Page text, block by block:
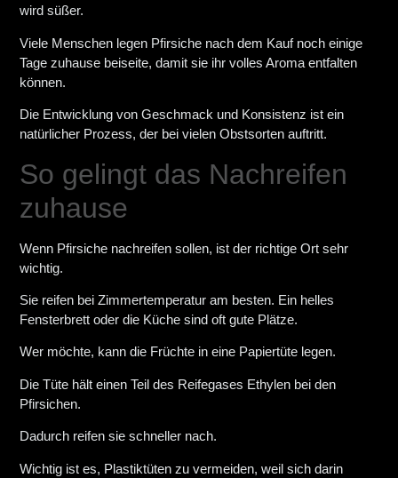
wird süßer.
Viele Menschen legen Pfirsiche nach dem Kauf noch einige
Tage zuhause beiseite, damit sie ihr volles Aroma entfalten
können.
Die Entwicklung von Geschmack und Konsistenz ist ein
natürlicher Prozess, der bei vielen Obstsorten auftritt.
So gelingt das Nachreifen
zuhause
Wenn Pfirsiche nachreifen sollen, ist der richtige Ort sehr
wichtig.
Sie reifen bei Zimmertemperatur am besten. Ein helles
Fensterbrett oder die Küche sind oft gute Plätze.
Wer möchte, kann die Früchte in eine Papiertüte legen.
Die Tüte hält einen Teil des Reifegases Ethylen bei den
Pfirsichen.
Dadurch reifen sie schneller nach.
Wichtig ist es, Plastiktüten zu vermeiden, weil sich darin